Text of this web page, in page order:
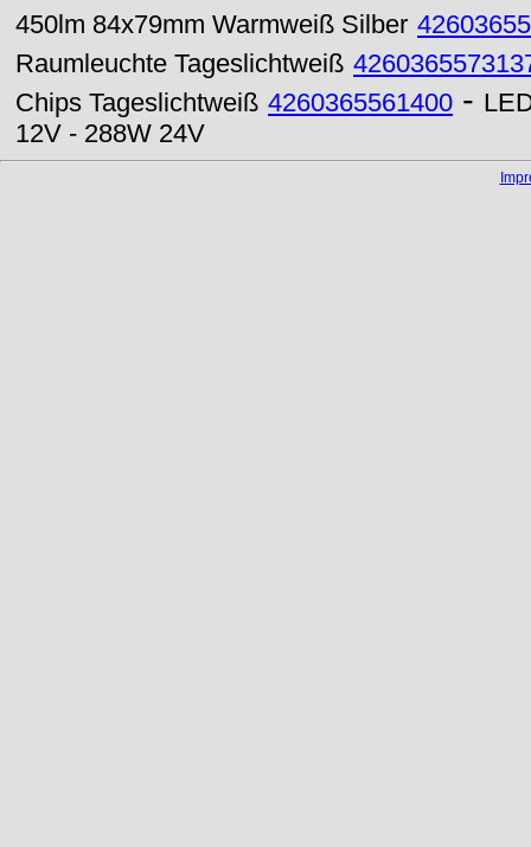
450lm 84x79mm Warmweiß Silber
Raumleuchte Tageslichtweiß
Chips Tageslichtweiß 4260365561400 -
12V - 288W 24V